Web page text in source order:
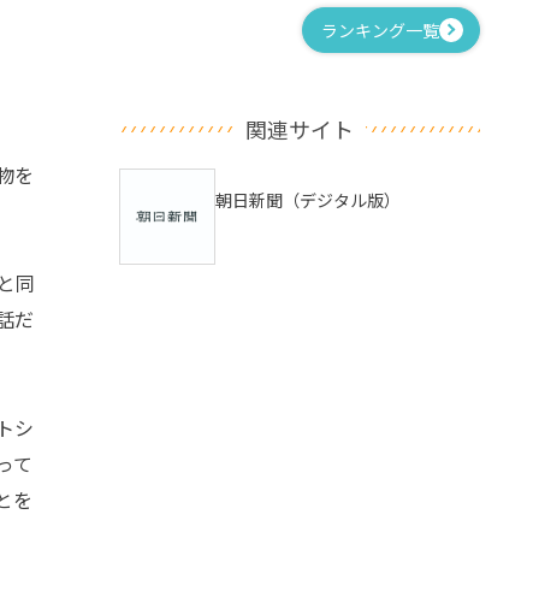
を
同
だ
シ
て
を
ランキング一覧
関連サイト
朝日新聞（デジタル版）